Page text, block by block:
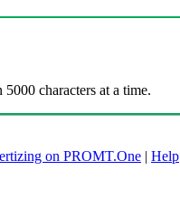
characters at a time.
on PROMT.One | Help